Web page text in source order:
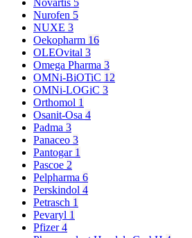
Novartis 5
Nurofen 5
NUXE 3
Oekopharm 16
OLEOvital 3
Omega Pharma 3
OMNi-BiOTiC 12
OMNi-LOGiC 3
Orthomol 1
Osanit-Osa 4
Padma 3
Panaceo 3
Pantogar 1
Pascoe 2
Pelpharma 6
Perskindol 4
Petrasch 1
Pevaryl 1
Pfizer4